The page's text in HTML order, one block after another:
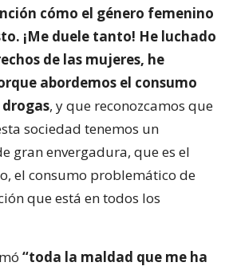
cómo el género femenino
¡Me duele tanto! He luchado
de las mujeres, he
abordemos el consumo
, y que reconozcamos que
sociedad tenemos un
gran envergadura, que es el
el consumo problemático de
que está en todos los
“toda la maldad que me ha